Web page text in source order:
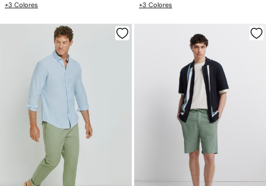
+3 Colores +3 Colores